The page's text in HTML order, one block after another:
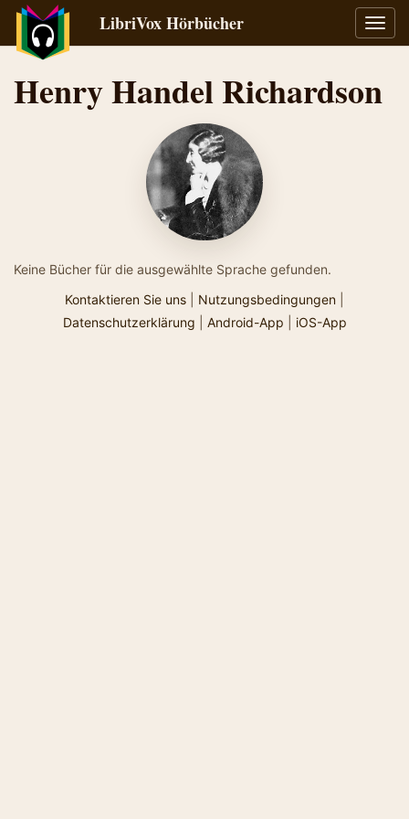
LibriVox Hörbücher
Henry Handel Richardson
Keine Bücher für die ausgewählte Sprache gefunden.
Kontaktieren Sie uns
Nutzungsbedingungen
Datenschutzerklärung
Android-App iOS-App